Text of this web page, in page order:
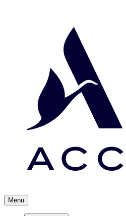
Menu